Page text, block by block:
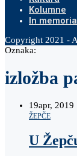
Kolumne
In
Copyright 2021 -
Oznaka:
izložba
19apr, 2019
ŽEPČE
U